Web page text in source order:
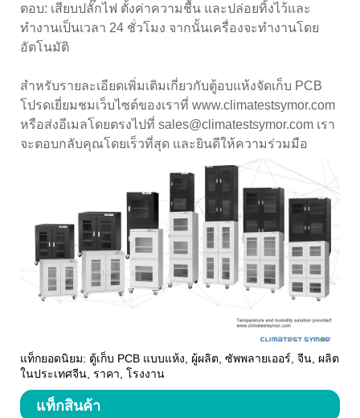
ตอบ: เสียบปลั๊กไฟ ตั้งค่าความชื้น และปล่อยทิ้งไว้และ
ทำงานเป็นเวลา 24 ชั่วโมง จากนั้นเครื่องจะทำงานโดย
อัตโนมัติ
สำหรับรายละเอียดเพิ่มเติมเกี่ยวกับตู้อบแห้งจัดเก็บ PCB
โปรดเยี่ยมชมเว็บไซต์ของเราที่ www.climatestsymor.com
หรือส่งอีเมลโดยตรงไปที่ sales@climatestsymor.com เรา
จะตอบกลับคุณโดยเร็วที่สุด และยินดีให้ความร่วมมือ
แท็กยอดนิยม: ตู้เก็บ PCB แบบแห้ง, ผู้ผลิต, ซัพพลายเออร์, จีน, ผลิต
ในประเทศจีน, ราคา, โรงงาน
แท็กสินค้า